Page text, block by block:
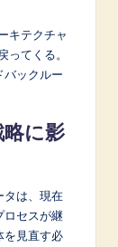
キテクチャ
てくる。
バックルー
に影
タは、現在
ロセスが継
を見直す必